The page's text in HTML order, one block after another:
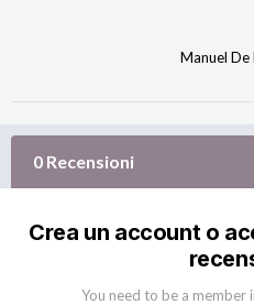
Manuel De
0 Recensioni
Crea un account o
You need to be a member